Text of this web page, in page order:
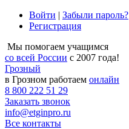
Войти | Забыли пароль?
Регистрация
Мы помогаем учащимся
со всей России с 2007 года!
Грозный
в Грозном работаем онлайн
8 800 222 51 29
Заказать звонок
info@etginpro.ru
Все контакты